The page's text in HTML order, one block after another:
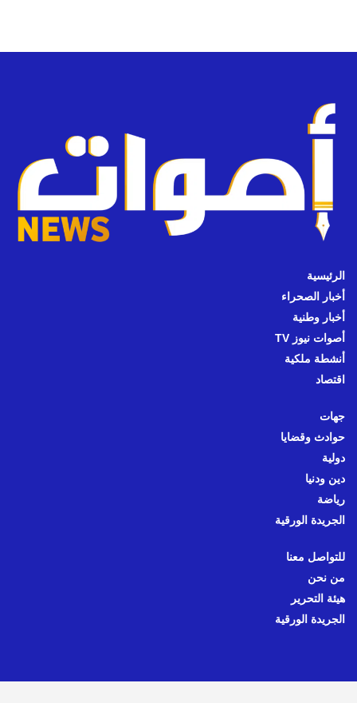
الرئيسية
أخبار الصحراء
أخبار وطنية
أصوات نيوز TV
أنشطة ملكية
اقتصاد
جهات
حوادث وقضايا
دولية
دين ودنيا
رياضة
الجريدة الورقية
للتواصل معنا
من نحن
هيئة التحرير
الجريدة الورقية